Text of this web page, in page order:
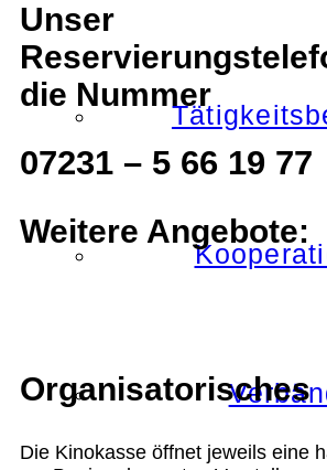
Unser
die Nummer
07231 – 5 66 19 77
Weitere Angebote:
Organisatorisches
Die Kinokasse öffnet jeweils eine